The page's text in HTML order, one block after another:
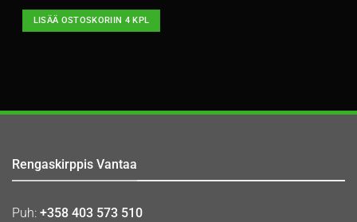
LISÄÄ OSTOSKORIIN 4 KPL
Rengaskirppis Vantaa
Puh: +358 403 573 510